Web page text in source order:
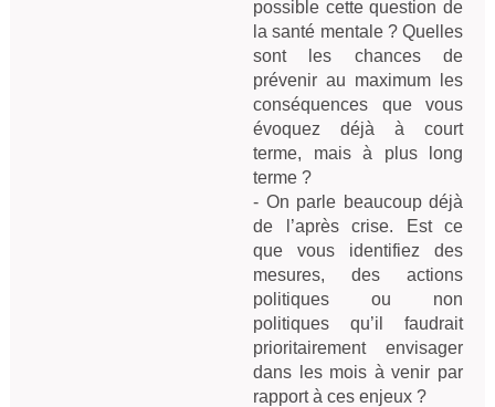
possible cette question de
la santé mentale ? Quelles
sont les chances de
prévenir au maximum les
conséquences que vous
évoquez déjà à court
terme, mais à plus long
terme ?
- On parle beaucoup déjà
de l’après crise. Est ce
que vous identifiez des
mesures, des actions
politiques ou non
politiques qu’il faudrait
prioritairement envisager
dans les mois à venir par
rapport à ces enjeux ?